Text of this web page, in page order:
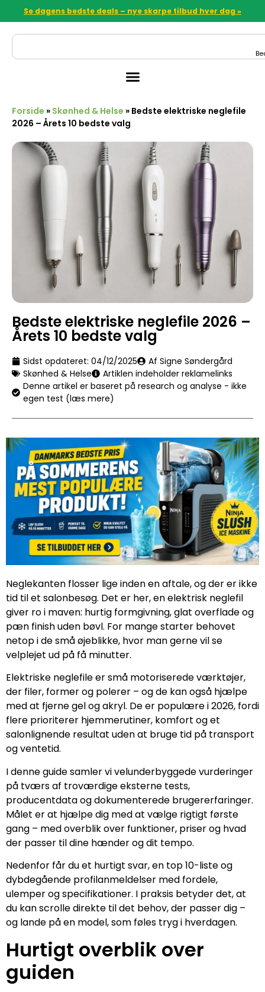
Se dagens bedste deals – nye skarpe tilbud hver dag »
Forside » Skønhed & Helse » Bedste elektriske neglefile
2026 – Årets 10 bedste valg
Bedste elektriske neglefile 2026 –
Årets 10 bedste valg
Sidst opdateret: 04/12/2025
Af Signe Søndergård
Skønhed & Helse
Artiklen indeholder reklamelinks
Denne artikel er baseret på research og analyse - ikke
egen test (læs mere)
Neglekanten flosser lige inden en aftale, og der er ikke
tid til et salonbesøg. Det er her, en elektrisk neglefil
giver ro i maven: hurtig formgivning, glat overflade og
pæn finish uden bøvl. For mange starter behovet
netop i de små øjeblikke, hvor man gerne vil se
velplejet ud på få minutter.
Elektriske neglefile er små motoriserede værktøjer,
der filer, former og polerer – og de kan også hjælpe
med at fjerne gel og akryl. De er populære i 2026, fordi
flere prioriterer hjemmerutiner, komfort og et
salonlignende resultat uden at bruge tid på transport
og ventetid.
I denne guide samler vi velunderbyggede vurderinger
på tværs af troværdige eksterne tests,
producentdata og dokumenterede brugererfaringer.
Målet er at hjælpe dig med at vælge rigtigt første
gang – med overblik over funktioner, priser og hvad
der passer til dine hænder og dit tempo.
Nedenfor får du et hurtigt svar, en top 10-liste og
dybdegående profilanmeldelser med fordele,
ulemper og specifikationer. I praksis betyder det, at
du kan scrolle direkte til det behov, der passer dig –
og lande på en model, som føles tryg i hverdagen.
Hurtigt overblik over
guiden